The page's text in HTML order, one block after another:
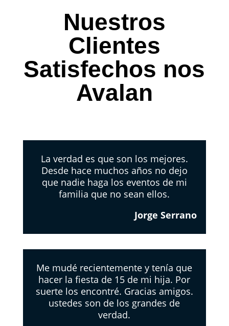
Nuestros
Clientes
Satisfechos nos
Avalan
La verdad es que son los mejores.
Desde hace muchos años no dejo
que nadie haga los eventos de mi
familia que no sean ellos.
Jorge Serrano
Me mudé recientemente y tenía que
hacer la fiesta de 15 de mi hija. Por
suerte los encontré. Gracias amigos.
ustedes son de los grandes de
verdad.